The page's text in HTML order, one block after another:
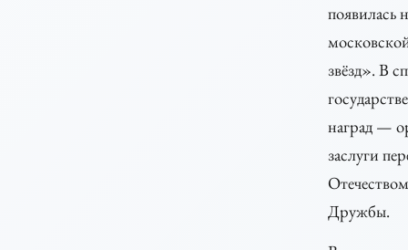
появилась
звёзд». В
наград —
заслуги
Дружбы.